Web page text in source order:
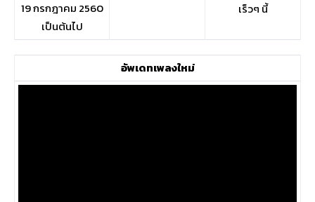
19 กรกฎาคม 2560
เป็นต้นไป
เร็วๆ นี้
อัพเดทเพลงใหม่